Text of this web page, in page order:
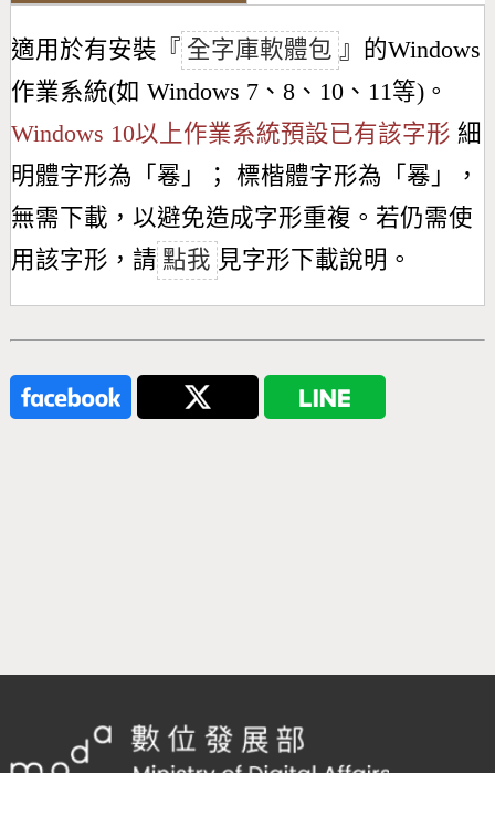
適用於有安裝『 全字庫軟體包 』的Windows
作業系統(如 Windows 7、8、10、11等)。
Windows 10以上作業系統預設已有該字形 細
明體字形為「 㒽 」； 標楷體字形為「 㒽 」，
無需下載，以避免造成字形重複。若仍需使
用該字形，請 點我 見字形下載說明。